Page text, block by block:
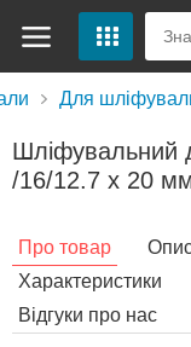
Для
Шліфувальний
/16/12.7 x 20
Про товар
Характеристики
Відгуки про нас